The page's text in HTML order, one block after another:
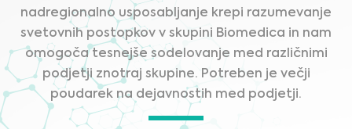
nadregionalno usposabljanje krepi razumevanje
svetovnih postopkov v skupini Biomedica in nam
omogoča tesnejše sodelovanje med različnimi
podjetji znotraj skupine. Potreben je večji
poudarek na dejavnostih med podjetji.